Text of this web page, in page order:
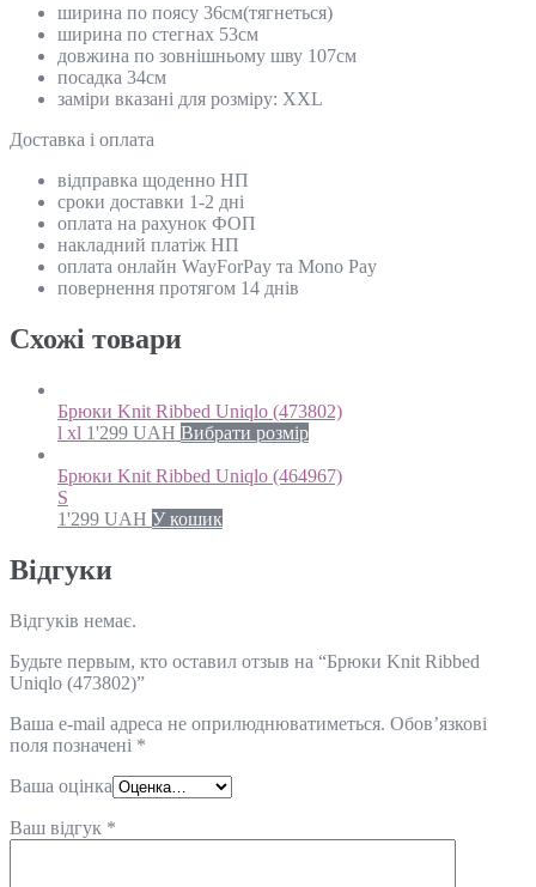
ширина по поясу 36см(тягнеться)
ширина по стегнах 53см
довжина по зовнішньому шву 107см
посадка 34см
заміри вказані для розміру: ХХL
Доставка і оплата
відправка щоденно НП
сроки доставки 1-2 дні
оплата на рахунок ФОП
накладний платіж НП
оплата онлайн WayForPay та Mono Pay
повернення протягом 14 днів
Схожi товари
Брюки Knit Ribbed Uniqlo (473802)
l xl 1'299 UAH Вибрати розмір
Брюки Knit Ribbed Uniqlo (464967)
S
1'299 UAH У кошик
Відгуки
Відгуків немає.
Будьте первым, кто оставил отзыв на “Брюки Knit Ribbed
Uniqlo (473802)”
Ваша e-mail адреса не оприлюднюватиметься. Обов’язкові
поля позначені *
Ваша оцінка
Ваш відгук *